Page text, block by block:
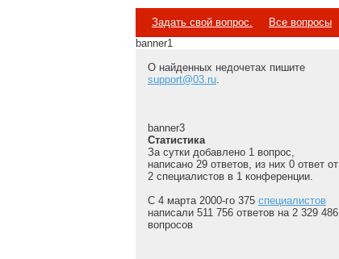
Задать свой вопрос. Все вопросы
banner1
О найденных недочетах пишите
support@03.ru.
banner3
Статистика
За сутки добавлено 1 вопрос,
написано 29 ответов, из них 0 ответ от
2 специалистов в 1 конференции.
С 4 марта 2000-го 375 специалистов
написали 511 756 ответов на 2 329 486
вопросов